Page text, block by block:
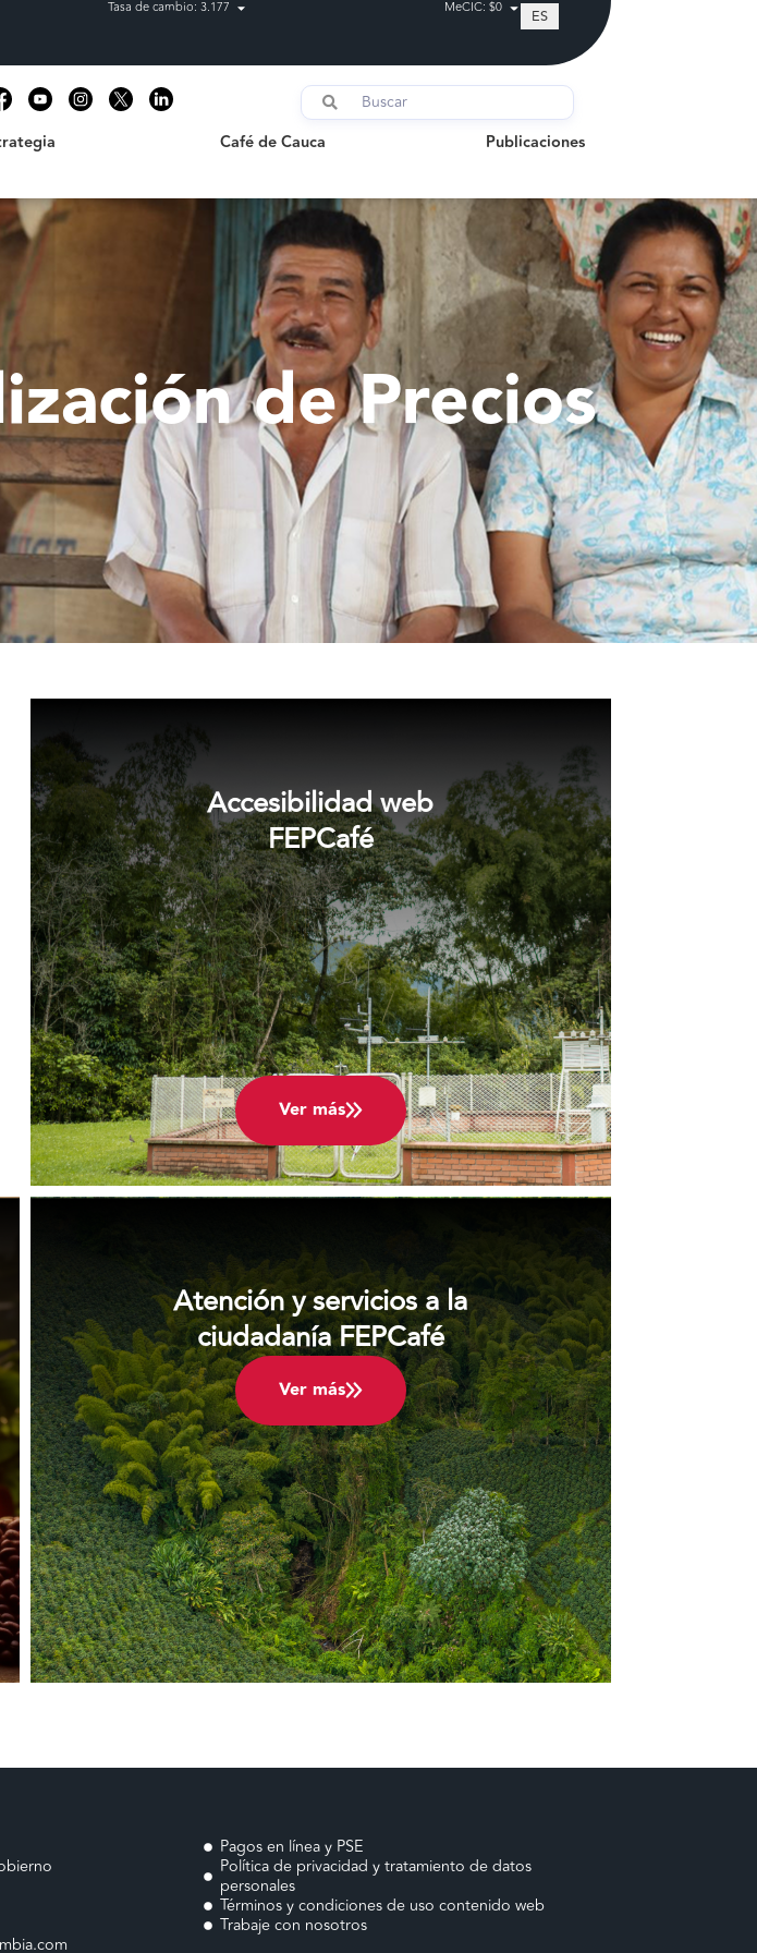
Tasa de cambio: 3.177 MeCIC: $0 ES
Café de Cauca Publicaciones
Publicaciones
de Precios
Accesibilidad web
FEPCafé
Ver más
Atención y servicios a la
ciudadanía FEPCafé
Ver más
Pagos en línea y PSE
Política de privacidad y tratamiento de datos
personales
Términos y condiciones de uso contenido web
Trabaje con nosotros